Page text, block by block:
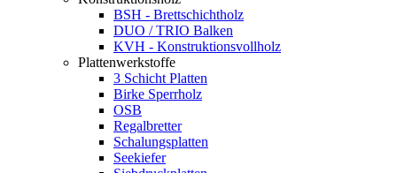
BSH - Brettschichtholz
DUO / TRIO Balken
KVH - Konstruktionsvollholz
Plattenwerkstoffe
3 Schicht Platten
Birke Sperrholz
OSB
Regalbretter
Schalungsplatten
Seekiefer